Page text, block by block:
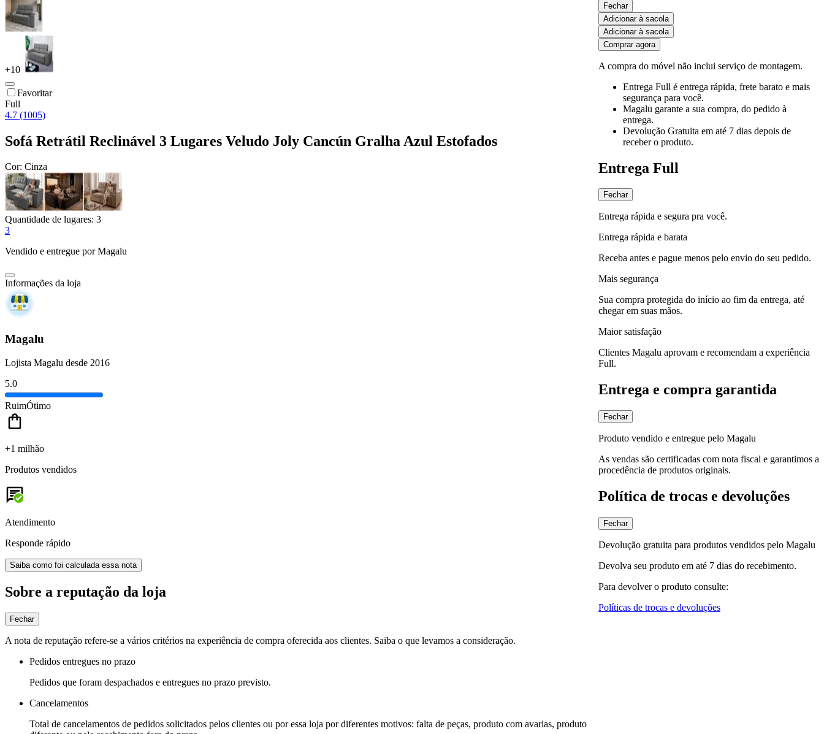
+10
Favoritar
Full
4.7 (1005)
Sofá Retrátil Reclinável 3 Lugares Veludo Joly Cancún Gralha Azul Estofados
Cor: Cinza
Quantidade de lugares: 3
3
Vendido e entregue por Magalu
Informações da loja
Magalu
Lojista Magalu desde 2016
5.0
RuimÓtimo
+1 milhão
Produtos vendidos
Atendimento
Responde rápido
Saiba como foi calculada essa nota
Sobre a reputação da loja
Fechar
A nota de reputação refere-se a vários critérios na experiência de compra oferecida aos clientes. Saiba o que levamos a consideração.
Pedidos entregues no prazo
Pedidos que foram despachados e entregues no prazo previsto.
Cancelamentos
Total de cancelamentos de pedidos solicitados pelos clientes ou por essa loja por diferentes motivos: falta de peças, produto com avarias, produto
Fechar
Adicionar à sacola
Adicionar à sacola
Comprar agora
A compra do móvel não inclui serviço de montagem.
Entrega Full é entrega rápida, frete barato e mais
segurança para você.
Magalu garante a sua compra, do pedido à
entrega.
Devolução Gratuita em até 7 dias depois de
receber o produto.
Entrega Full
Fechar
Entrega rápida e segura pra você.
Entrega rápida e barata
Receba antes e pague menos pelo envio do seu pedido.
Mais segurança
Sua compra protegida do início ao fim da entrega, até
chegar em suas mãos.
Maior satisfação
Clientes Magalu aprovam e recomendam a experiência
Full.
Entrega e compra garantida
Fechar
Produto vendido e entregue pelo Magalu
As vendas são certificadas com nota fiscal e garantimos a
procedência de produtos originais.
Política de trocas e devoluções
Fechar
Devolução gratuita para produtos vendidos pelo Magalu
Devolva seu produto em até 7 dias do recebimento.
Para devolver o produto consulte:
Políticas de trocas e devoluções